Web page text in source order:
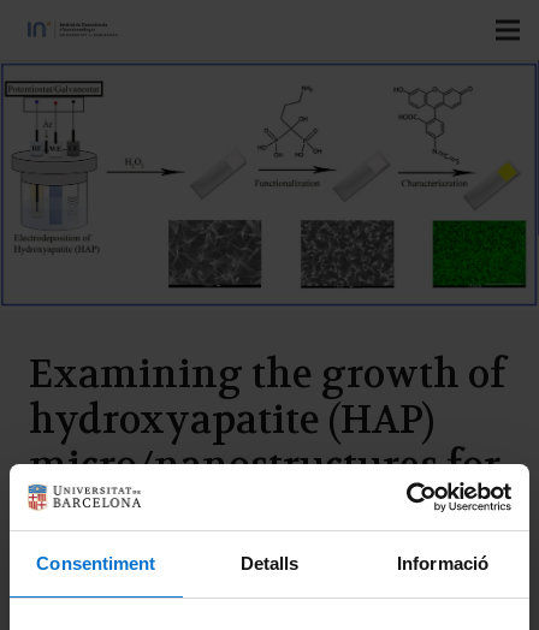
Consentiment Detalls Informació
Examining the growth of
hydroxyapatite (HAP)
micro/nanostructures for
applications in drug
delivery, biosensors and
in some bone